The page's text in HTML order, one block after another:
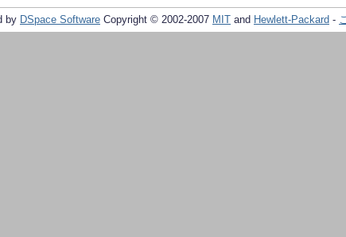
by DSpace Software Copyright © 2002-2007 MIT and Hewlett-Packard -